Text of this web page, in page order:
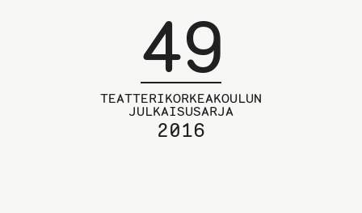
49
TEATTERIKORKEAKOULUN
JULKAISUSARJA
2016